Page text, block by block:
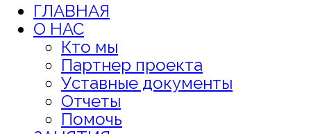
ГЛАВНАЯ
О НАС
Кто мы
Партнер проекта
Уставные документы
Отчеты
Помочь